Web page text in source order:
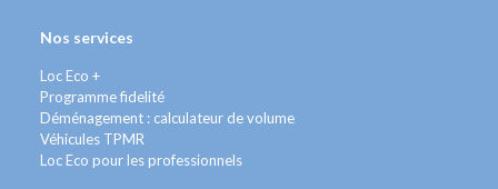
Nos services
Loc Eco +
Programme fidelité
Déménagement : calculateur de volume
Véhicules TPMR
Loc Eco pour les professionnels